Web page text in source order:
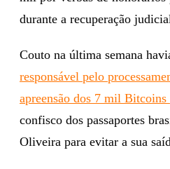
durante a recuperação
Couto na última semana
responsável pelo
apreensão dos 7 mil Bitcoins
confisco dos passaportes
Oliveira para evitar a sua